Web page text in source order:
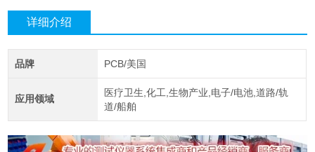
详细介绍
品牌 PCB/美国
应用领域
医疗卫生,化工,生物产业,电子/电池,道路/轨
道/船舶